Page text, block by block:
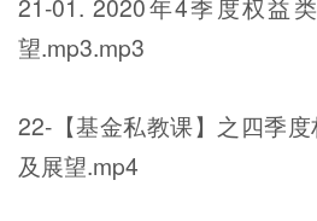
21-01. 2020年4季度权益
望.mp3.mp3
22-【基金私教课】之四季
及展望.mp4